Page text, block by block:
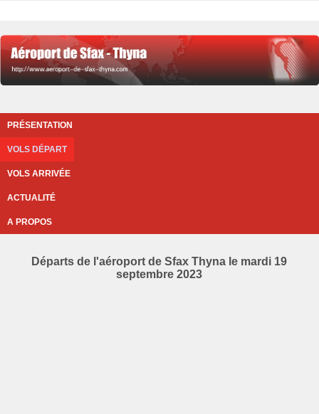
PRÉSENTATION
VOLS DÉPART
VOLS ARRIVÉE
ACTUALITÉ
A PROPOS
Départs de l'aéroport de Sfax Thyna le mardi 19
septembre 2023